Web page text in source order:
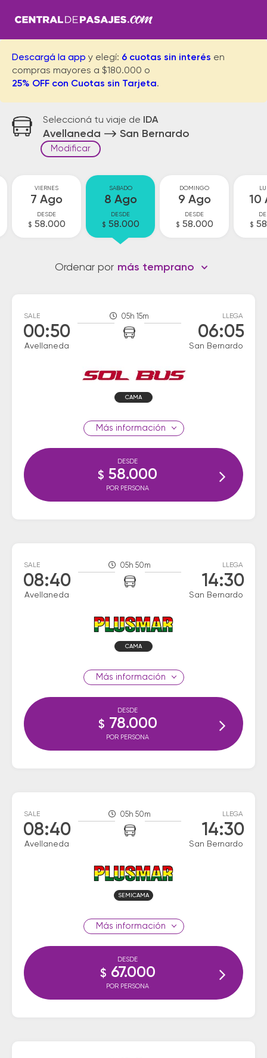
Descargá la app y elegí: 6 cuotas sin interés en
compras mayores a $180.000 o
25% OFF con Cuotas sin Tarjeta.
Seleccioná tu viaje de IDA
Avellaneda San Bernardo
Modificar
VIERNES
7 Ago
DESDE
$ 58.000
SABADO
8 Ago
DESDE
$ 58.000
DOMINGO
9 Ago
DESDE
$ 58.000
10
$
Ordenar por más temprano
SALE
00:50
Avellaneda
05h 15m LLEGA
06:05
San Bernardo
CAMA
información
DESDE
$ 58.000
POR PERSONA
SALE
08:40
Avellaneda
05h 50m LLEGA
14:30
San Bernardo
CAMA
información
DESDE
$ 78.000
POR PERSONA
SALE
08:40
Avellaneda
05h 50m LLEGA
14:30
San Bernardo
SEMICAMA
información
DESDE
$ 67.000
POR PERSONA